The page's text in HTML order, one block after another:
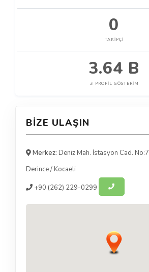
0
TAKIPÇI
3.64 B
PROFIL GÖSTERIM
BIZE ULAŞIN
Merkez: Deniz Mah. İstasyon Cad. No:7
Derince/ Kocaeli
+90 (262) 229-0299